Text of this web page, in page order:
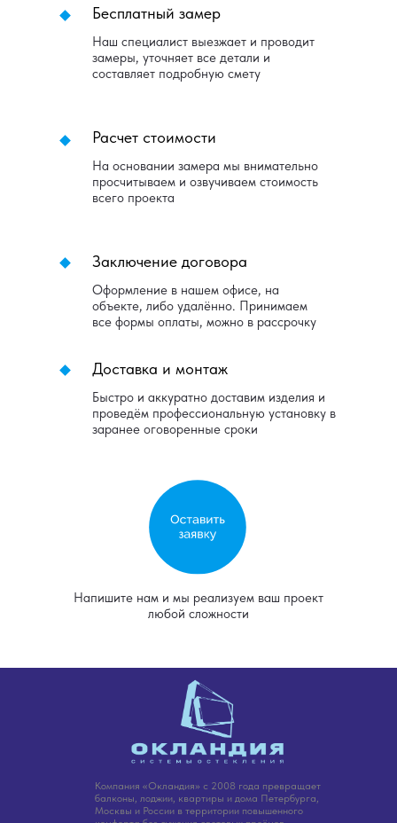
Бесплатный замер
Наш специалист выезжает и проводит
замеры, уточняет все детали и
составляет подробную смету
Расчет стоимости
На основании замера мы внимательно
просчитываем и озвучиваем стоимость
всего проекта
Заключение договора
Оформление в нашем офисе, на
объекте, либо удалённо. Принимаем
все формы оплаты, можно в рассрочку
Напишите нам и мы реализуем ваш проект
любой сложности
Доставка и монтаж
Быстро и аккуратно доставим изделия и
проведём профессиональную установку в
заранее оговоренные сроки
Компания «Окландия» с 2008 года превращает
балконы, лоджии, квартиры и дома Петербурга,
Москвы и России в территории повышенного